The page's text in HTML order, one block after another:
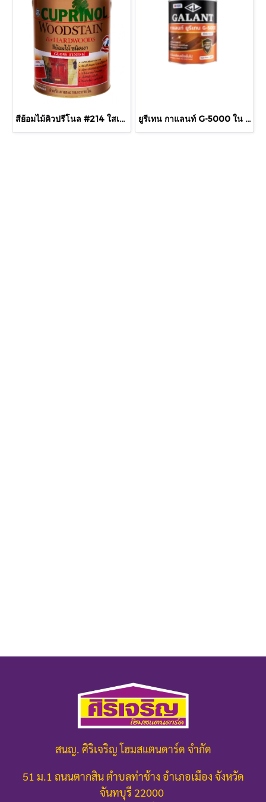
สีย้อมไม้คิวปรีโนล #214 ใสเงา 1/4 กล. ยูรีเทน กาแลนท์ G-5000 ใน 460cc.
สนญ. ศิริเจริญ โฮมสแตนดาร์ด จำกัด
51 ม.1 ถนนตากสิน ตำบลท่าช้าง อำเภอเมือง จังหวัด
จันทบุรี 22000